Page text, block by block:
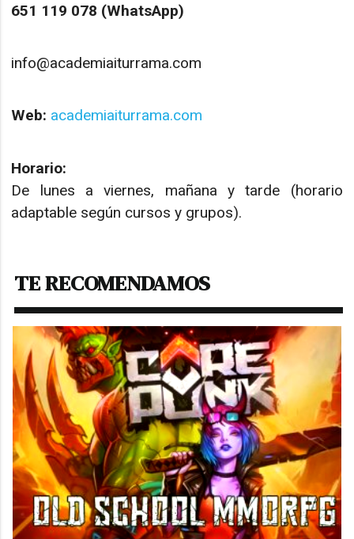
651 119 078 (WhatsApp)
info@academiaiturrama.com
Web: academiaiturrama.com
Horario:
De lunes a viernes, mañana y tarde (horario
adaptable según cursos y grupos).
TE RECOMENDAMOS